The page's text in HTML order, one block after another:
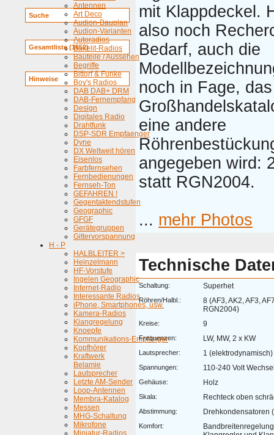
Antennen
Art Deco
Audion-Bauplan
Audion-Varianten
Autoradios
Bakelit-Radios
Bauteile / Aussehen
Begriffe
Bittorf & Funke
Boy's Radios
DAB DAB+ DRM
DAB-Fernempfang
Design
Digitales Radio
Drahtfunk
DSP-SDR Empfaenger
Dyne
DX Weltweit hören
Eisenlos
Farbfernsehen
Fernbedienungen
Fernseh-Ton
GEFAHREN !
Gegentaktendstufen
Geographic
GFGF
Gerätegruppen
Gittervorspannung
H - P
HALBLEITER >
Heinzelmann
HF-Vorstufe
Ingelen Geographic
Internet-Radio
Interessante Radios
iPhone, Smartphones, usw.
Kamera-Radios
Klangregelung
Knoepfe
Kommunikations-Empfänger
Kopfhörer
Kraftwerk
Belamie
Lautsprecher
Letzte AM-Sender
Loop-Antennen
Membra-Katalog
Messen
MHG-Schaltung
Mikrofone
Miniatur-Radios
Suche
Gesamtliste (1652)
Hinweise
mit Klappdeckel.
also noch
Bedarf, auch die
noch in Fage,
eine andere
angegeben wird:
statt RGN2004.
... mehr Photos
Technische
Schaltung: Superhet
Röhren/Halbl.:
8 (AF3, AK2, AF3,
RGN2004)
Kreise: 9
Frequenzen: LW, MW, 2 x KW
Lautsprecher: 1 (elektrodynamisch)
Spannungen: 110-240 Volt
Gehäuse: Holz
Skala: Rechteck oben
Abstimmung: Drehkondensatoren
Komfort: